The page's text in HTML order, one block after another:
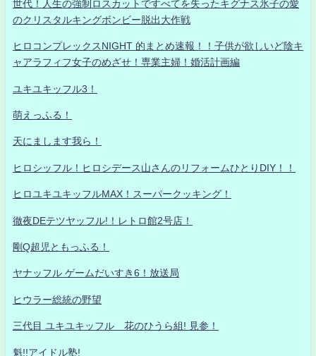
世代！人生の強制ロスカットですべてを失ったキグナス氷子の愛
のクリスタルキングボンビー脱出大作戦
ヒロコンプレックスNIGHT 的まとめ速報！！子供が欲しいど陰キ
ャアラフィフ女子のめざせ！専業主婦！婚活計画編
ユキユキッフル3！
萌えっふる！
天にまします我ら！
ヒロシッフル！ヒロシデース山さんのリフォームひとりDIY！！
ヒロユキユキッフルMAX！スーパークッキング！
徹夜DEテツヤッフル!！レトロ館2号店！
剛Q超児ともっふる！
ヤナッフル ゲームだいすき6！放送局
ヒウラー総統の野望
三代目 ユキユキッフル 花のひうら組! 見参！
魁!!アイドル塾!